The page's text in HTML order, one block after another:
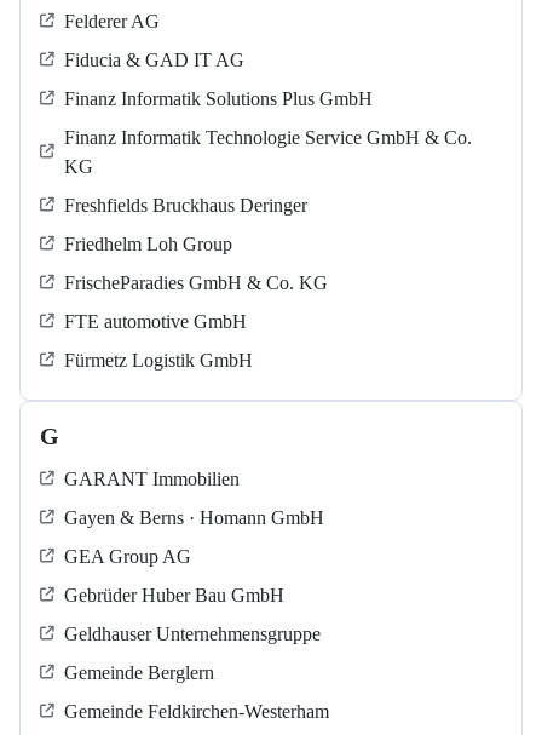
Felderer AG
Fiducia & GAD IT AG
Finanz Informatik Solutions Plus GmbH
Finanz Informatik Technologie Service GmbH & Co.
KG
Freshfields Bruckhaus Deringer
Friedhelm Loh Group
FrischeParadies GmbH & Co. KG
FTE automotive GmbH
Fürmetz Logistik GmbH
G
GARANT Immobilien
Gayen & Berns · Homann GmbH
GEA Group AG
Gebrüder Huber Bau GmbH
Geldhauser Unternehmensgruppe
Gemeinde Berglern
Gemeinde Feldkirchen-Westerham